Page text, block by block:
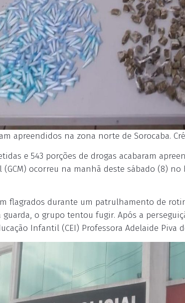
apreendidos na zona norte de Sorocaba.
e 543 porções de drogas acabaram
(GCM) ocorreu na manhã deste sábado (8)
flagrados durante um patrulhamento de
guarda, o grupo tentou fugir. Após a
Infantil (CEI) Professora Adelaide Piva